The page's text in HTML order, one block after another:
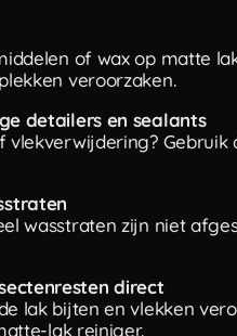
of wax op matte
veroorzaken.
detailers en sealants
wasstraten zijn niet
direct
lak bijten en vlekken
lak reiniger.